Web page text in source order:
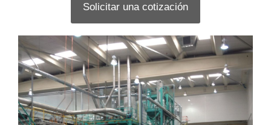
Solicitar una cotización